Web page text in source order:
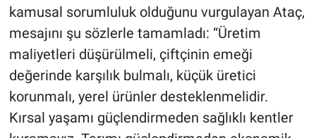
kamusal sorumluluk olduğunu vurgulayan Ataç,
mesajını şu sözlerle tamamladı: “Üretim
maliyetleri düşürülmeli, çiftçinin emeği
değerinde karşılık bulmalı, küçük üretici
korunmalı, yerel ürünler desteklenmelidir.
Kırsal yaşamı güçlendirmeden sağlıklı kentler